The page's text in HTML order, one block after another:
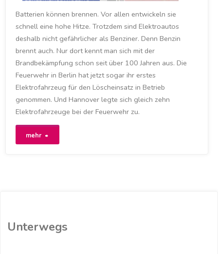
FEUERWEHRFAHRZEUG/
FEUER/FEUERWEHR/
FEUERWEHR BERLIN
29. SEPTEMBER 2020
Batterien können brennen. Vor allen entwickeln sie
schnell eine hohe Hitze. Trotzdem sind Elektroautos
deshalb nicht gefährlicher als Benziner. Denn Benzin
brennt auch. Nur dort kennt man sich mit der
Brandbekämpfung schon seit über 100 Jahren aus. Die
Feuerwehr in Berlin hat jetzt sogar ihr erstes
Elektrofahrzeug für den Löscheinsatz in Betrieb
genommen. Und Hannover legte sich gleich zehn
Elektrofahrzeuge bei der Feuerwehr zu.
mehr
Unterwegs